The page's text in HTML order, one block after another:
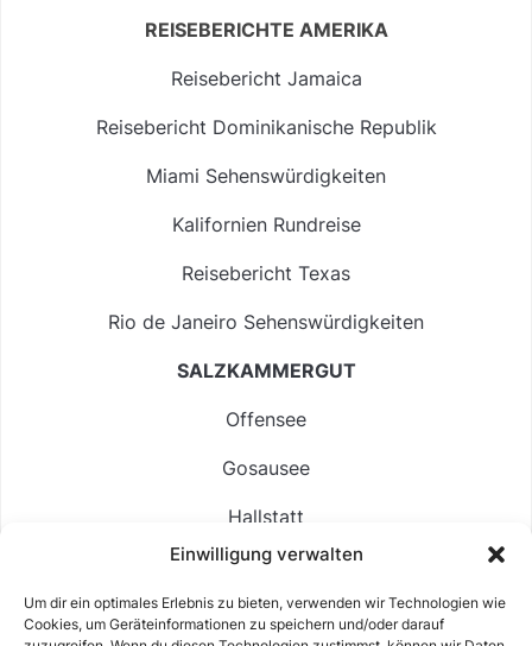
Einwilligung verwalten
Um dir ein optimales Erlebnis zu bieten, verwenden wir Technologien wie
Cookies, um Geräteinformationen zu speichern und/oder darauf
REISEBERICHTE AMERIKA
Reisebericht Jamaica
Reisebericht Dominikanische Republik
Miami Sehenswürdigkeiten
Kalifornien Rundreise
Reisebericht Texas
Rio de Janeiro Sehenswürdigkeiten
SALZKAMMERGUT
Offensee
Gosausee
Hallstatt
Langbathsee
Altausseer See